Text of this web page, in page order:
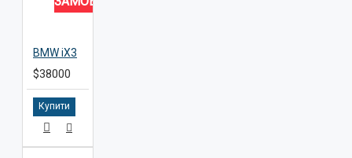
BMW iX3
$38000
Купити